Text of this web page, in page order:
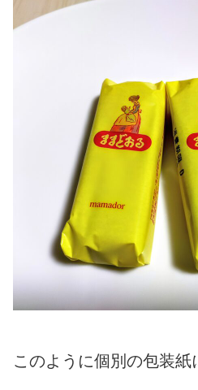
このように個別の包装紙